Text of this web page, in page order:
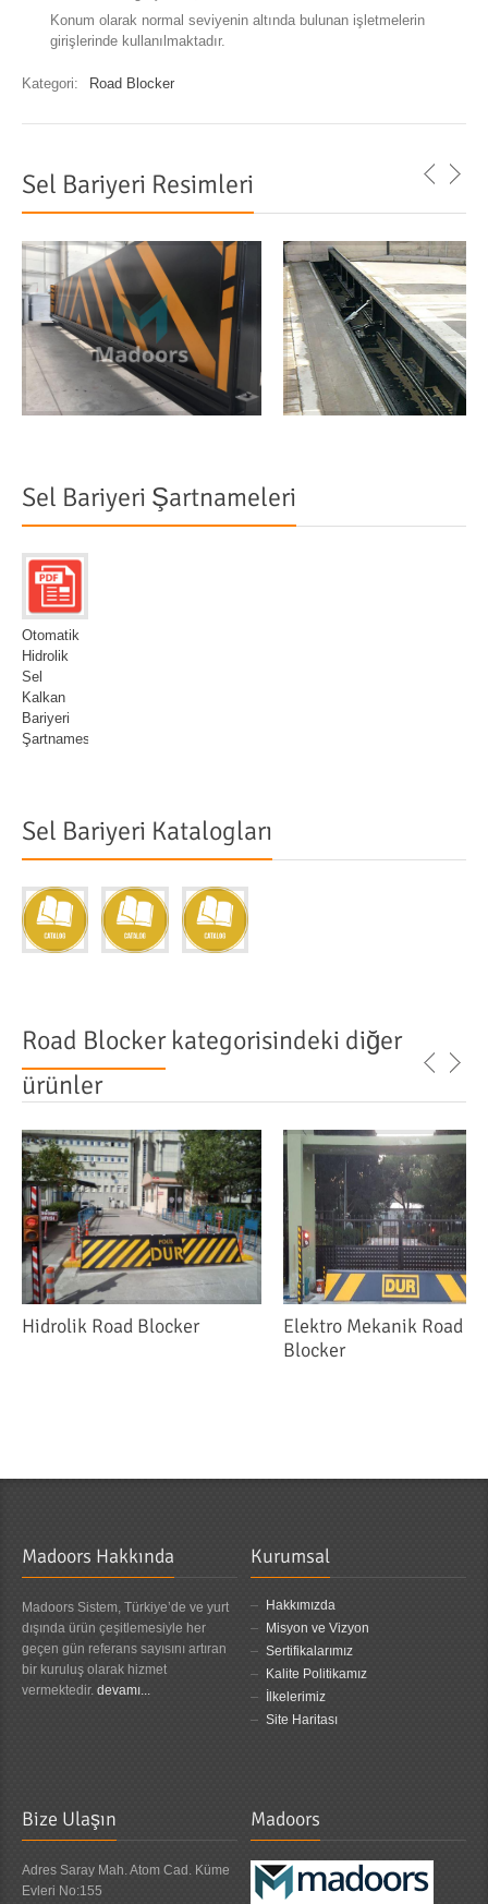
Konum olarak normal seviyenin altında bulunan işletmelerin
girişlerinde kullanılmaktadır.
Kategori: Road Blocker
Sel Bariyeri Resimleri
Sel Bariyeri Şartnameleri
Otomatik
Hidrolik
Sel
Kalkan
Bariyeri
Şartnamesi
Sel Bariyeri Katalogları
Road Blockerkategorisindeki diğer
ürünler
Hidrolik Road Blocker
Elektro Mekanik Road
Blocker
Madoors Hakkında
Madoors Sistem, Türkiye’de ve yurt
dışında ürün çeşitlemesiyle her
geçen gün referans sayısını artıran
bir kuruluş olarak hizmet
vermektedir. devamı...
Kurumsal
Hakkımızda
Misyon ve Vizyon
Sertifikalarımız
Kalite Politikamız
İlkelerimiz
Site Haritası
Bize Ulaşın
Adres Saray Mah. Atom Cad. Küme
Evleri No:155
Madoors